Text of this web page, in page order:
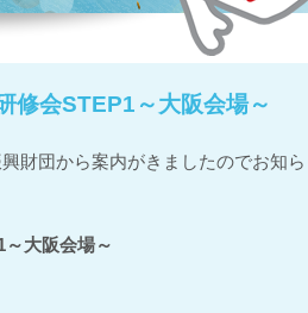
修会STEP1～大阪会場～
財団から案内がきましたのでお知ら
大阪会場～